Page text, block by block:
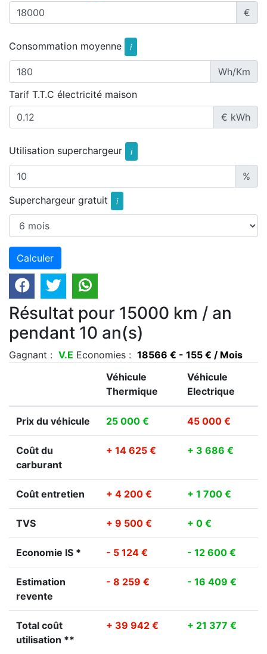
€
Consommation moyenne i
Wh/Km
Tarif T.T.C électricité maison
€ kWh
Utilisation superchargeur i
%
Superchargeur gratuit
i
Résultat pour 15000 km / an
pendant 10 an(s)
Gagnant : V.E Economies : 18566 € - 155 € / Mois
Véhicule
Thermique
Véhicule
Electrique
Prix du véhicule 25 000 € 45 000 €
Coût du
carburant
+ 14 625 € + 3 686 €
Coût entretien + 4 200 € + 1 700 €
TVS + 9 500 € + 0 €
Economie IS * - 5 124 € - 12 600 €
Estimation
revente
- 8 259 € - 16 409 €
Total coût
utilisation **
+ 39 942 € + 21 377 €